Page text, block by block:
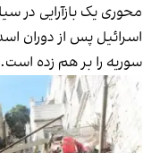
محوری یک بازآرایی در
اسرائیل پس از دوران
سوریه را بر هم زده است.